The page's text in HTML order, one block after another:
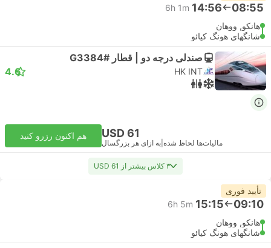
08:55
14:56
6h 1m
هانکو, ووهان
شانگهای هونگ کیائو
صندلی درجه دو | قطار #G3384
HK INT
4.6
USD 61
مالیات‌ها لحاظ شده به ازای هر بزرگسال
هم اکنون رزرو کنید
۳ کلاس بیشتر از USD 61
تأیید فوری
09:10
15:15
6h 5m
هانکو, ووهان
شانگهای هونگ کیائو